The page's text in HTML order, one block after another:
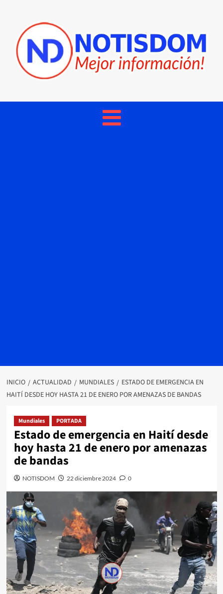
INICIO ACTUALIDAD MUNDIALES
ESTADO DE EMERGENCIA EN
HAITÍ DESDE HOY HASTA 21 DE ENERO POR AMENAZAS DE BANDAS
Mundiales PORTADA
Estado de emergencia en Haití desde
hoy hasta 21 de enero por amenazas
de bandas
NOTISDOM 22 diciembre 2024 0